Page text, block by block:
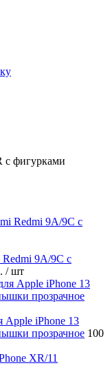
с фигурками
Redmi 9A/9C с
/ шт
Apple iPhone 13
прозрачное 100